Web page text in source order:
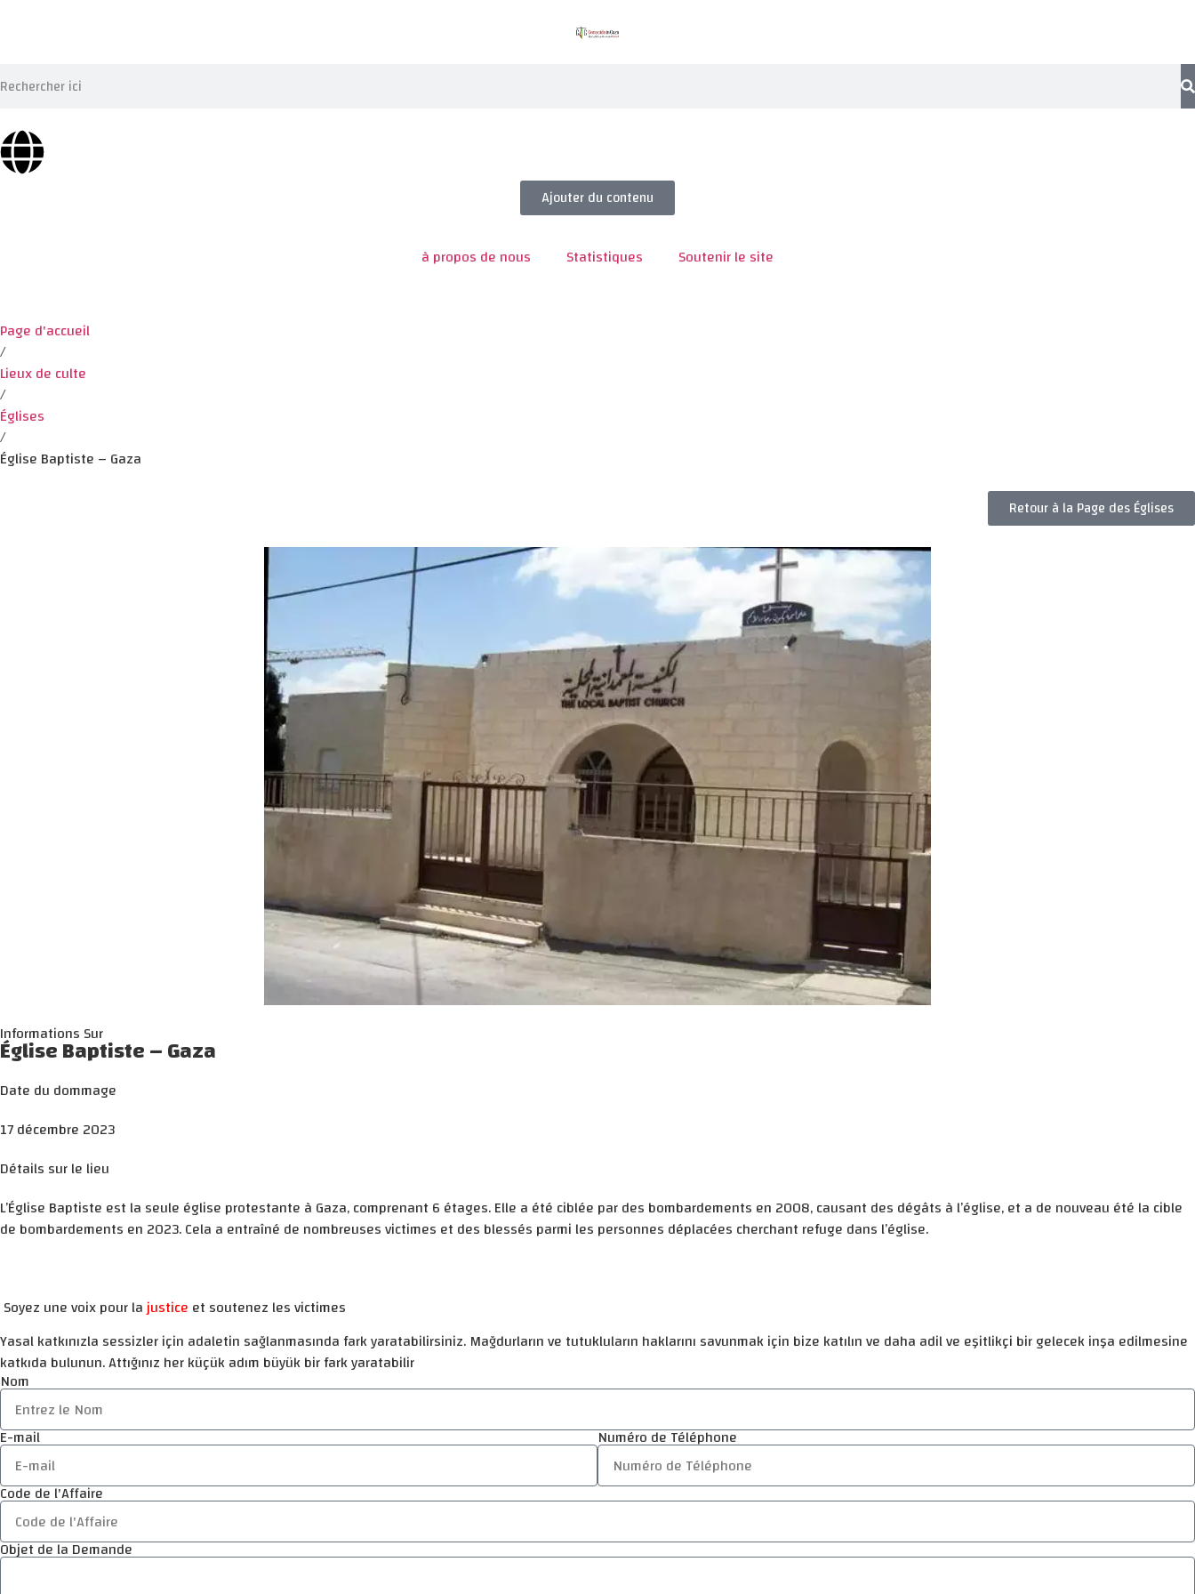
Ajouter du contenu
à propos de nous Statistiques Soutenir le site
Page d'accueil
/
Lieux de culte
/
Églises
/
Église Baptiste – Gaza
Retour à la Page des Églises
Informations Sur
Église Baptiste – Gaza
Date du dommage
17 décembre 2023
Détails sur le lieu
L’Église Baptiste est la seule église protestante à Gaza, comprenant 6 étages. Elle a été ciblée par des bombardements en 2008, causant des dégâts à l’église, et a de nouveau été la cible
de bombardements en 2023. Cela a entraîné de nombreuses victimes et des blessés parmi les personnes déplacées cherchant refuge dans l’église.
Soyez une voix pour lajustice et soutenez les victimes
Yasal katkınızla sessizler için adaletin sağlanmasında fark yaratabilirsiniz. Mağdurların ve tutukluların haklarını savunmak için bize katılın ve daha adil ve eşitlikçi bir gelecek inşa edilmesine
katkıda bulunun. Attığınız her küçük adım büyük bir fark yaratabilir
Nom
E-mail Numéro de Téléphone
Code de l'Affaire
Objet de la Demande